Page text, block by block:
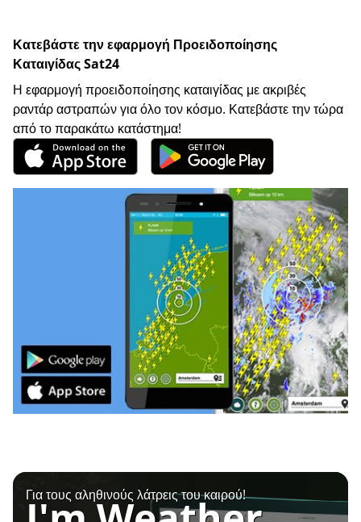
Κατεβάστε την εφαρμογή Προειδοποίησης
Καταιγίδας Sat24
Η εφαρμογή προειδοποίησης καταιγίδας με ακριβές
ραντάρ αστραπών για όλο τον κόσμο. Κατεβάστε την τώρα
από το παρακάτω κατάστημα!
Για τους αληθινούς λάτρεις του καιρού!